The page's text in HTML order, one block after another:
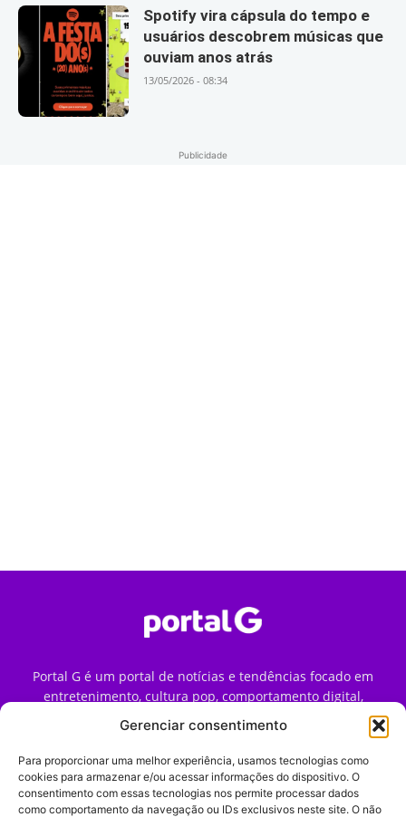
Gerenciar consentimento
Para proporcionar uma melhor experiência, usamos tecnologias como
cookies para armazenar e/ou acessar informações do dispositivo. O
consentimento com essas tecnologias nos permite processar dados
como comportamento da navegação ou IDs exclusivos neste site. O não
Spotify vira cápsula do tempo e
usuários descobrem músicas que
ouviam anos atrás
13/05/2026 - 08:34
Publicidade
Portal G é um portal de notícias e tendências focado em
entretenimento, cultura pop, comportamento digital,
streaming, games e iniciativas de marca que impactam a
forma como o público vive e consome internet no Brasil.
Contato:contato@portalg.com.br